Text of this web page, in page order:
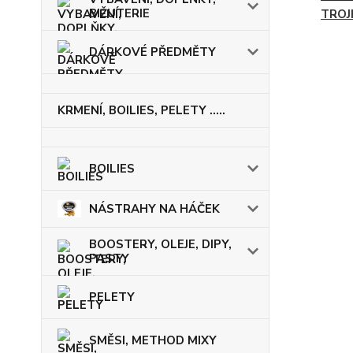
BIŽUTERIE
DÁRKOVÉ PŘEDMĚTY
KRMENÍ, BOILIES, PELETY .....
BOILIES
NÁSTRAHY NA HÁČEK
BOOSTERY, OLEJE, DIPY,
PASTY
PELETY
SMĚSI, METHOD MIXY